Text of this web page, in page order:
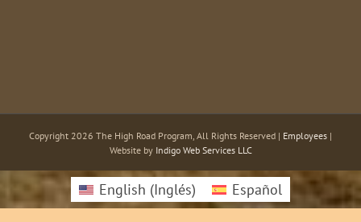
Copyright 2026 The High Road Program, All Rights Reserved | Employees |
Website by Indigo Web Services LLC
English (Inglés) Español